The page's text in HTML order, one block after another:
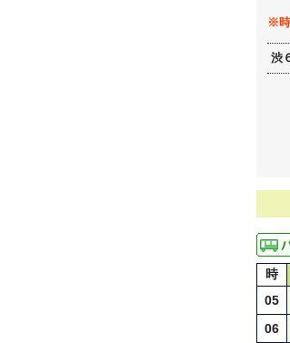
※時
渋
時
05
06